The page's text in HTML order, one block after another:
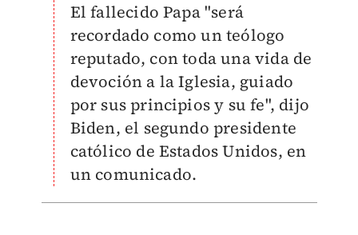
El fallecido Papa "será
recordado como un teólogo
reputado, con toda una vida de
devoción a la Iglesia, guiado
por sus principios y su fe", dijo
Biden, el segundo presidente
católico de Estados Unidos, en
un comunicado.